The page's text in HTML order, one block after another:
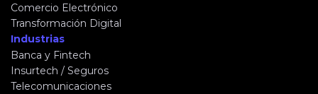
Comercio Electrónico
Transformación Digital
Industrias
Banca y Fintech
Insurtech / Seguros
Telecomunicaciones